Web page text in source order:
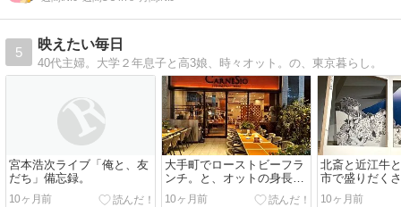
5
映えたい毎日
40代主婦。大学２年息子と高3娘、時々オット。の、東京暮らし。
宮本浩次ライブ「俺と、友
だち」備忘録。
10ヶ月前
大手町でローストビーフラ
ンチ。と、オットの身長詐
称。
10ヶ月前
北斎と近江牛
市で盛りだく
10ヶ月前